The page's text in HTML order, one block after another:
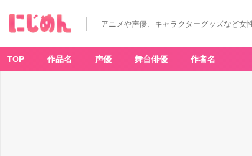
アニメや声優、キャラクターグッズなど女
TOP 作品名 声優 舞台俳優 作者名